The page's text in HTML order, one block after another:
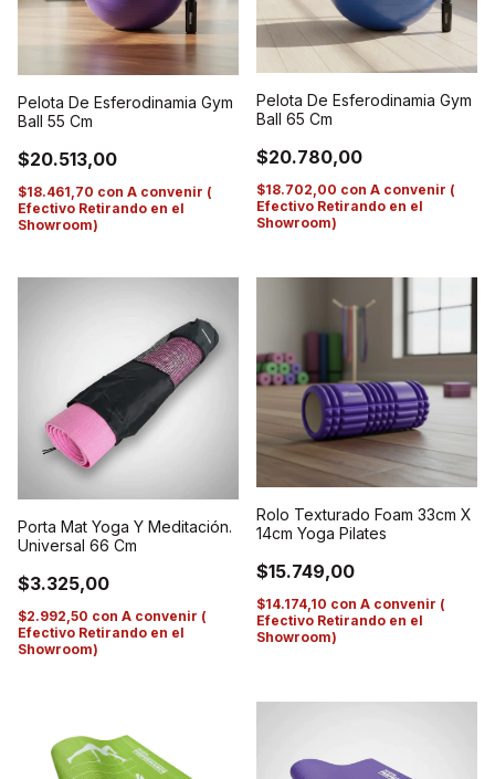
Pelota De Esferodinamia Gym
Ball 55 Cm
$20.513,00
$18.461,70 con A convenir (
Efectivo Retirando en el
Showroom)
Pelota De Esferodinamia Gym
Ball 65 Cm
$20.780,00
$18.702,00 con A convenir (
Efectivo Retirando en el
Showroom)
Porta Mat Yoga Y Meditación.
Universal 66 Cm
$3.325,00
$2.992,50 con A convenir (
Efectivo Retirando en el
Showroom)
Rolo Texturado Foam 33cm X
14cm Yoga Pilates
$15.749,00
$14.174,10 con A convenir (
Efectivo Retirando en el
Showroom)